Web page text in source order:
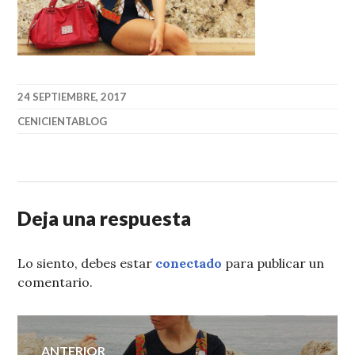
24 SEPTIEMBRE, 2017
CENICIENTABLOG
Deja una respuesta
Lo siento, debes estar conectado para publicar un
comentario.
Navegación
ANTERIOR